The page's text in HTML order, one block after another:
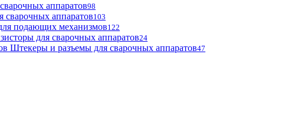
аппаратов98
сварочных аппаратов103
подающих механизмов122
для сварочных аппаратов24
Штекеры и разъемы для сварочных аппаратов47